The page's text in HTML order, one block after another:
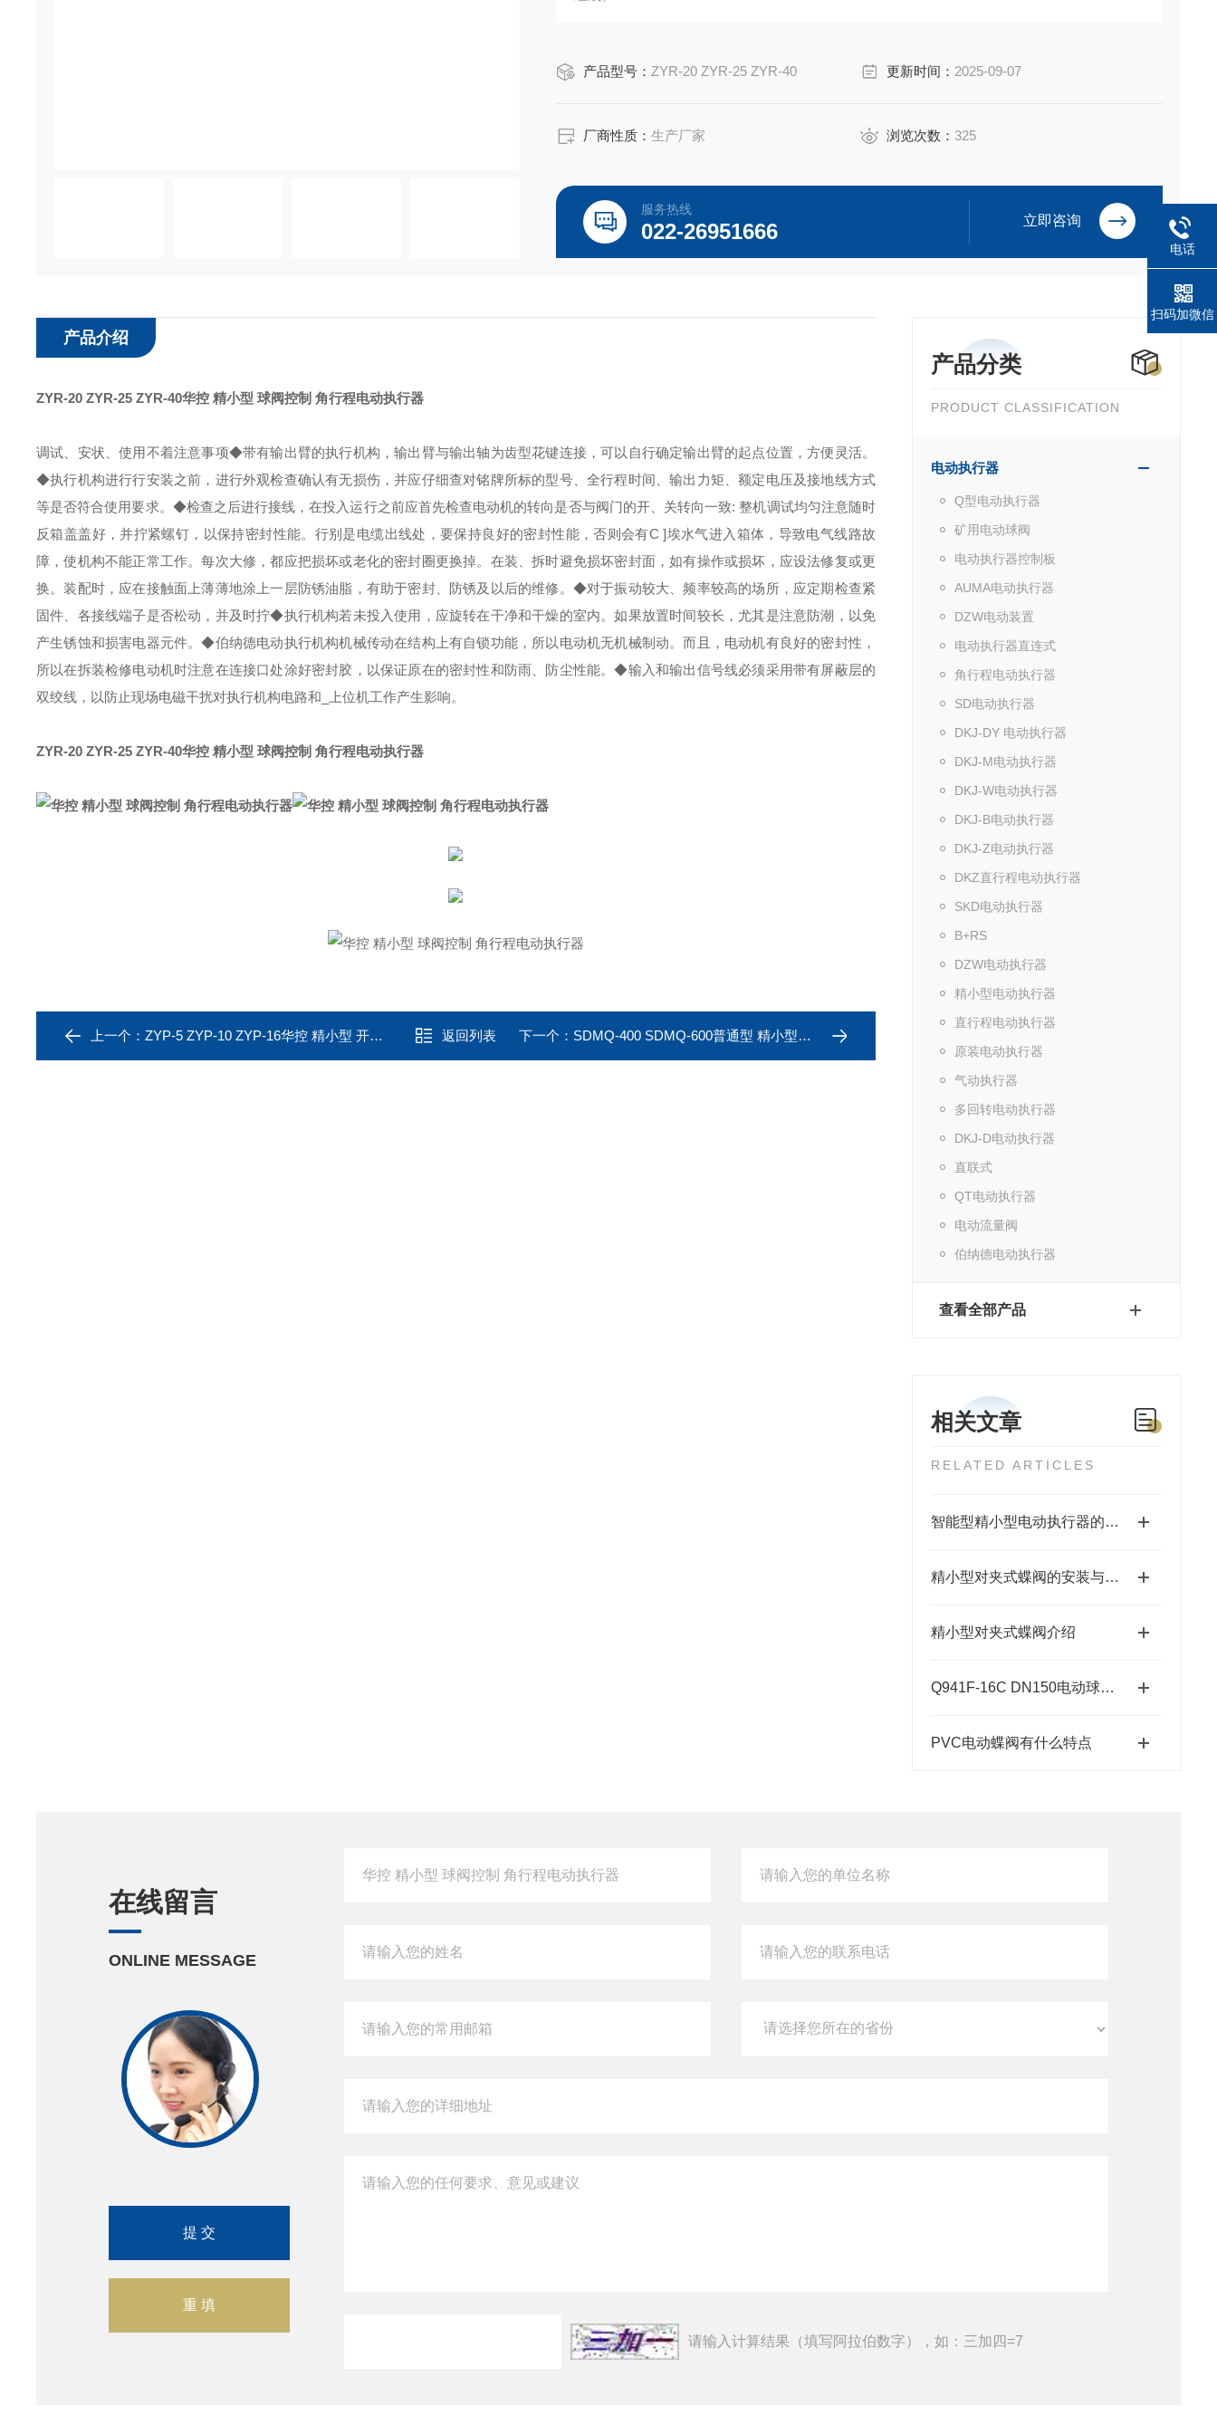
产品型号： ZYR-20 ZYR-25 ZYR-40 更新时间： 2025-09-07
厂商性质：生产厂家 浏览次数：325
服务热线
022-26951666 立即咨询
产品分类
PRODUCT CLASSIFICATION
电动执行器
Q型电动执行器
矿用电动球阀
电动执行器控制板
AUMA电动执行器
DZW电动装置
电动执行器直连式
角行程电动执行器
SD电动执行器
DKJ-DY 电动执行器
DKJ-M电动执行器
DKJ-W电动执行器
DKJ-B电动执行器
DKJ-Z电动执行器
DKZ直行程电动执行器
SKD电动执行器
B+RS
DZW电动执行器
精小型电动执行器
直行程电动执行器
原装电动执行器
气动执行器
多回转电动执行器
DKJ-D电动执行器
直联式
QT电动执行器
电动流量阀
伯纳德电动执行器
查看全部产品
相关文章
RELATED ARTICLES
智能型精小型电动执行器的特点
精小型对夹式蝶阀的安装与维护操作指南
精小型对夹式蝶阀介绍
Q941F-16C DN150电动球阀安装指南
PVC电动蝶阀有什么特点
产品介绍
ZYR-20 ZYR-25 ZYR-40华控 精小型 球阀控制 角行程电动执行器
调试、安状、使用不着注意事项◆带有输出臂的执行机构，输出臂与输出轴为齿型花键连接，可以自行确定输出臂的起点位置，方便灵活。
◆执行机构进行行安装之前，进行外观检查确认有无损伤，并应仔细查对铭牌所标的型号、全行程时间、输出力矩、额定电压及接地线方式
等是否符合使用要求。 ◆检查之后进行接线，在投入运行之前应首先检查电动机的转向是否与阀门的开、关转向一致: 整机调试均匀注意随时
反箱盖盖好，并拧紧螺钉，以保持密封性能。行别是电缆出线处，要保持良好的密封性能，否则会有C ]埃水气进入箱体，导致电气线路故
障，使机构不能正常工作。每次大修，都应把损坏或老化的密封圈更换掉。在装、拆时避免损坏密封面，如有操作或损坏，应设法修复或更
换。装配时，应在接触面上薄薄地涂上一层防锈油脂，有助于密封、防锈及以后的维修。 ◆对于振动较大、频率较高的场所，应定期检查紧
固件、各接线端子是否松动，并及时拧◆执行机构若未投入使用，应旋转在干净和干燥的室内。如果放置时间较长，尤其是注意防潮，以免
产生锈蚀和损害电器元件。◆伯纳德电动执行机构机械传动在结构上有自锁功能，所以电动机无机械制动。而且，电动机有良好的密封性，
所以在拆装检修电动机时注意在连接口处涂好密封胶，以保证原在的密封性和防雨、防尘性能。◆输入和输出信号线必须采用带有屏蔽层的
双绞线，以防止现场电磁干扰对执行机构电路和_上位机工作产生影响。
ZYR-20 ZYR-25 ZYR-40华控 精小型 球阀控制 角行程电动执行器
上一个： ZYP-5 ZYP-10 ZYP-16华控 精小型 开关阀门电动执行器 返回列表 下一个： SDMQ-400 SDMQ-600普通型 精小型电动球阀执行器SDMQ-200
在线留言
ONLINE MESSAGE
请输入计算结果（填写阿拉伯数字），如：三加四=7
电话
扫码加微信